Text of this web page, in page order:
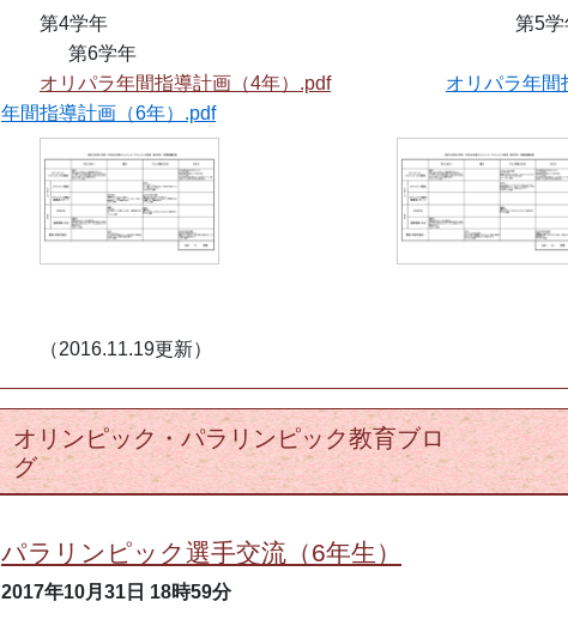
第4学年
第6学年
オリパラ年間指導計画（4年）.pdf
オリパラ年間
年間指導計画（6年）.pdf
（2016.11.19更新）
オリンピック・パラリンピック教育ブロ
パラリンピック選手交流（6年生）
2017年10月31日 18時59分